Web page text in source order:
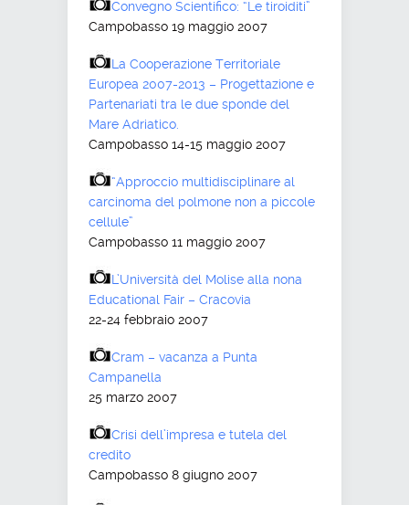
Convegno Scientifico: “Le tiroiditi”
Campobasso 19 maggio 2007
La Cooperazione Territoriale
Europea 2007-2013 – Progettazione e
Partenariati tra le due sponde del
Mare Adriatico.
Campobasso 14-15 maggio 2007
“Approccio multidisciplinare al
carcinoma del polmone non a piccole
cellule”
Campobasso 11 maggio 2007
L’Università del Molise alla nona
Educational Fair – Cracovia
22-24 febbraio 2007
Cram – vacanza a Punta
Campanella
25 marzo 2007
Crisi dell’impresa e tutela del
credito
Campobasso 8 giugno 2007